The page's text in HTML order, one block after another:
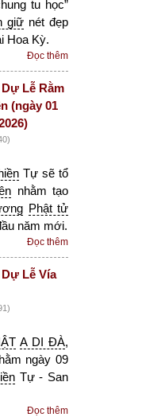
tu học”
giữnét đẹp
Hoa Kỳ.
Đọc thêm
Lễ Rằm
(ngày 01
Tự sẽ tổ
nhằm tạo
Phật tử
năm mới.
Đọc thêm
Lễ Vía
A DI ĐÀ,
ngày 09
Tự - San
Đọc thêm